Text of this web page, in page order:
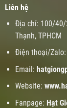
Liên hệ
Địa chỉ: 100/40/
Thạnh, TPHCM
Điện thoại/Zalo:
Email:
Website: www.
Fanpage: Hạt